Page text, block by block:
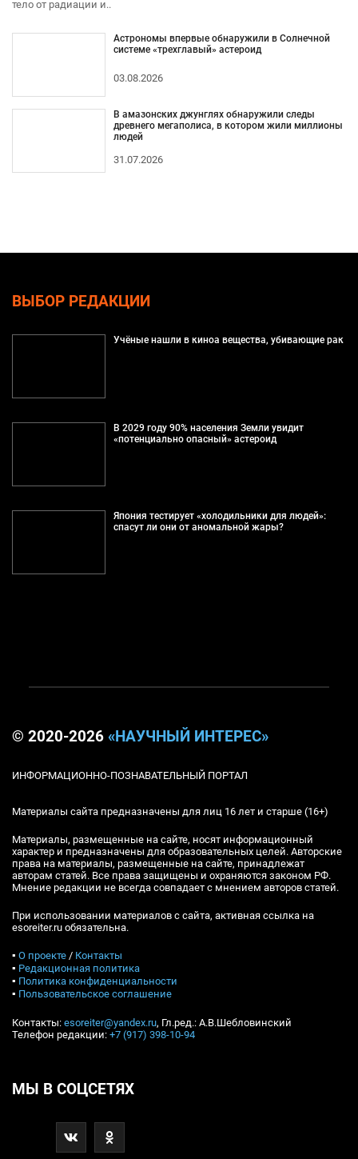
тело от радиации и..
Астрономы впервые обнаружили в Солнечной
системе «трехглавый» астероид
03.08.2026
В амазонских джунглях обнаружили следы
древнего мегаполиса, в котором жили миллионы
людей
31.07.2026
ВЫБОР РЕДАКЦИИ
Учёные нашли в киноа вещества, убивающие рак
В 2029 году 90% населения Земли увидит
«потенциально опасный» астероид
Япония тестирует «холодильники для людей»:
спасут ли они от аномальной жары?
© 2020-2026 «НАУЧНЫЙ ИНТЕРЕС»
ИНФОРМАЦИОННО-ПОЗНАВАТЕЛЬНЫЙ ПОРТАЛ
Материалы сайта предназначены для лиц 16 лет и старше (16+)
Материалы, размещенные на сайте, носят информационный
характер и предназначены для образовательных целей. Авторские
права на материалы, размещенные на сайте, принадлежат
авторам статей. Все права защищены и охраняются законом РФ.
Мнение редакции не всегда совпадает с мнением авторов статей.
При использовании материалов с сайта, активная ссылка на
esoreiter.ru обязательна.
▪ О проекте / Контакты
▪ Редакционная политика
▪ Политика конфиденциальности
▪ Пользовательское соглашение
Контакты: esoreiter@yandex.ru, Гл.ред.: А.В.Шебловинский
Телефон редакции: +7 (917) 398-10-94
МЫ В СОЦСЕТЯХ